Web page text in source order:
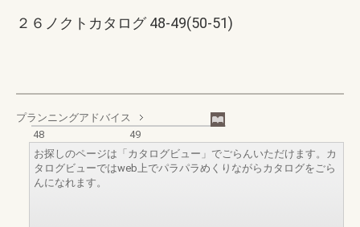
２６ノクトカタログ 48-49(50-51)
プランニングアドバイス
48
49
お探しのページは「カタログビュー」でごらんいただけます。カ
タログビューではweb上でパラパラめくりながらカタログをごら
んになれます。